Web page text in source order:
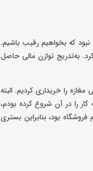
که بخواهیم رقیب باشیم.
به‌تدریج توازن مالی حاصل
را خریداری کردیم. البته
را در آن شروع کرده بودم،
بود،‌ بنابراین بستری